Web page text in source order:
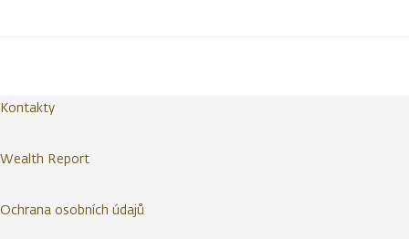
Kontakty
Wealth Report
Ochrana osobních údajů